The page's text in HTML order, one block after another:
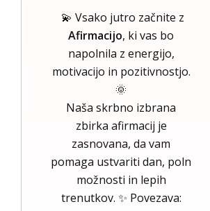
💫 Vsako jutro začnite z
Afirmacijo, ki vas bo
napolnila z energijo,
motivacijo in pozitivnostjo.
🌞
Naša skrbno izbrana
zbirka afirmacij je
zasnovana, da vam
pomaga ustvariti dan, poln
možnosti in lepih
trenutkov. ✨ Povezava: